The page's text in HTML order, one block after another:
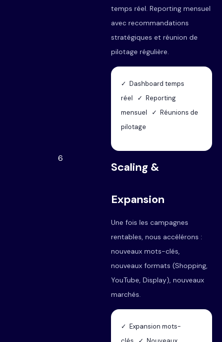
temps réel. Reporting mensuel
avec recommandations
stratégiques et réunion de
pilotage régulière.
✓ Dashboard temps
réel ✓ Reporting
mensuel ✓ Réunions de
pilotage
6
Scaling &
Expansion
Une fois les campagnes
rentables, nous accélérons :
nouveaux mots-clés,
nouveaux formats (Shopping,
YouTube, Display), nouveaux
marchés.
✓ Expansion mots-